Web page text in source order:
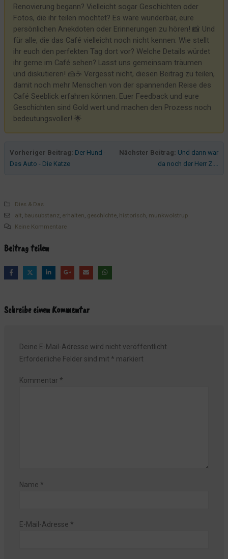
Ein ehrliches Getränk zu später Stunde
Geimpft oder nicht geimpft - das macht den Unterschied
Die Sanierung der L317 macht so keinen Spass
Da darf man sich schonmal wundern!
Ein Schiff wird kommen
Souvenirs, Souvenirs... und noch mehr
Warum ein Hotel?
Renovierung begann? Vielleicht sogar Geschichten oder
Fotos, die ihr teilen möchtet? Es wäre wunderbar, eure
persönlichen Anekdoten oder Erinnerungen zu hören! 📸 Und
für alle, die das Café vielleicht noch nicht kennen: Wie stellt
ihr euch den perfekten Tag dort vor? Welche Details würdet
ihr gerne im Café sehen? Lasst uns gemeinsam träumen
und diskutieren! 🍰☕ Vergesst nicht, diesen Beitrag zu teilen,
damit noch mehr Menschen von der spannenden Reise des
Café Seeblick erfahren können. Euer Feedback und eure
Geschichten sind Gold wert und machen den Prozess noch
bedeutungsvoller! 🌟
Vorheriger Beitrag: Der Hund -
Das Auto - Die Katze
Nächster Beitrag: Und dann war
da noch der Herr Z....
Dies & Das
alt, bausubstanz, erhalten, geschichte, historisch, munkwolstrup
Keine Kommentare
Beitrag teilen
Schreibe einen Kommentar
Deine E-Mail-Adresse wird nicht veröffentlicht.
Erforderliche Felder sind mit * markiert
Kommentar *
Name *
E-Mail-Adresse *